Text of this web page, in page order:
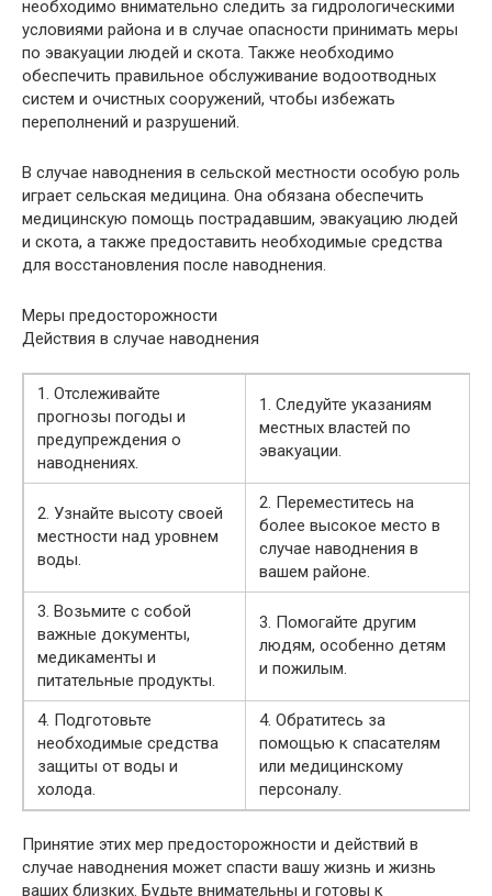
необходимо внимательно следить за гидрологическими
условиями района и в случае опасности принимать меры
по эвакуации людей и скота. Также необходимо
обеспечить правильное обслуживание водоотводных
систем и очистных сооружений, чтобы избежать
переполнений и разрушений.
В случае наводнения в сельской местности особую роль
играет сельская медицина. Она обязана обеспечить
медицинскую помощь пострадавшим, эвакуацию людей
и скота, а также предоставить необходимые средства
для восстановления после наводнения.
Меры предосторожности
Действия в случае наводнения
1. Отслеживайте
прогнозы погоды и
предупреждения о
наводнениях.
1. Следуйте указаниям
местных властей по
эвакуации.
2. Узнайте высоту своей
местности над уровнем
воды.
2. Переместитесь на
более высокое место в
случае наводнения в
вашем районе.
3. Возьмите с собой
важные документы,
медикаменты и
питательные продукты.
3. Помогайте другим
людям, особенно детям
и пожилым.
4. Подготовьте
необходимые средства
защиты от воды и
холода.
4. Обратитесь за
помощью к спасателям
или медицинскому
персоналу.
Принятие этих мер предосторожности и действий в
случае наводнения может спасти вашу жизнь и жизнь
ваших близких. Будьте внимательны и готовы к